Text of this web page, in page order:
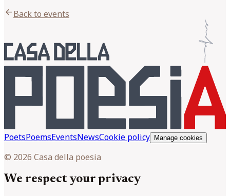
arrow_backBack to events
PoetsPoemsEventsNewsCookie policy Manage cookies
© 2026 Casa della poesia
We respect your privacy